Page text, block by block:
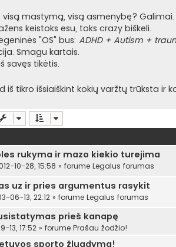
mastymą, visą asmenybę? Galimai.
keistoks esu, toks crazy biškeli.
"OS" bus: ADHD + Autism +
Smagu kartais.
savęs tikėtis.
iš tikro išsiaiškint kokių varžtų trūksta ir
rukyma ir mazo kiekio turejima
10-28, 15:58 » forume Legalus forumas
uz ir pries argumentus rasykit
06-13, 22:12 » forume Legalus forumas
prieš kanapę
13, 17:52 » forume Prašau žodžio!
sporto žlugdymą!